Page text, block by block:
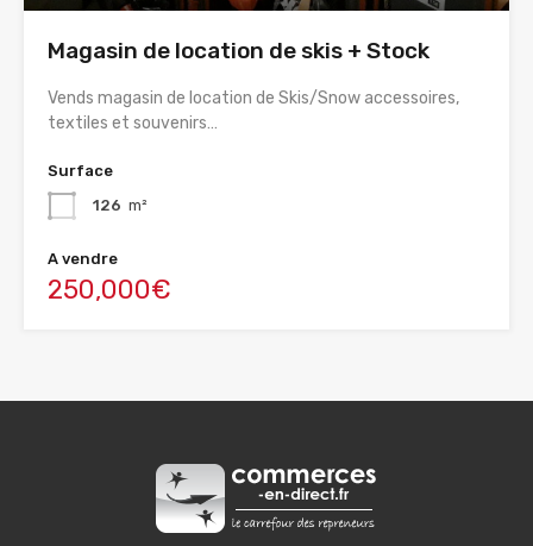
Magasin de location de skis + Stock
Vends magasin de location de Skis/Snow accessoires,
textiles et souvenirs…
Surface
126 m²
A vendre
250,000€